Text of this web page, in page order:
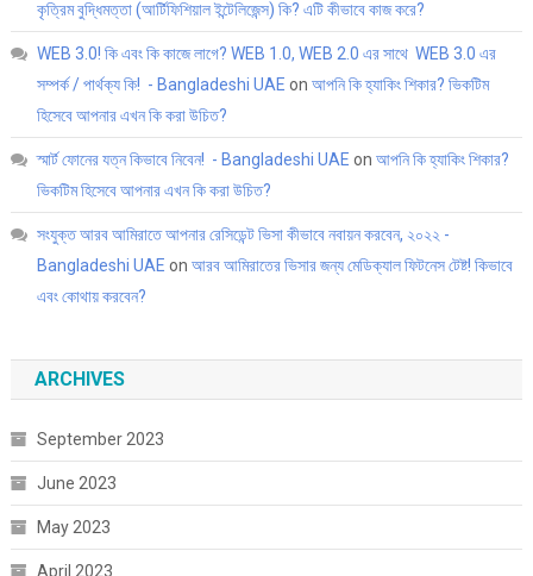
কৃত্রিম বুদ্ধিমত্তা (আর্টিফিশিয়াল ইন্টেলিজেন্স) কি? এটি কীভাবে কাজ করে?
WEB 3.0! কি এবং কি কাজে লাগে? WEB 1.0, WEB 2.0 এর সাথে WEB 3.0 এর
সম্পর্ক / পার্থক্য কি! - Bangladeshi UAE on আপনি কি হ্যাকিং শিকার? ভিকটিম
হিসেবে আপনার এখন কি করা উচিত?
স্মার্ট ফোনের যত্ন কিভাবে নিবেন! - Bangladeshi UAE on আপনি কি হ্যাকিং শিকার?
ভিকটিম হিসেবে আপনার এখন কি করা উচিত?
সংযুক্ত আরব আমিরাতে আপনার রেসিডেন্ট ভিসা কীভাবে নবায়ন করবেন, ২০২২ -
Bangladeshi UAE on আরব আমিরাতের ভিসার জন্য মেডিক্যাল ফিটনেস টেষ্ট! কিভাবে
এবং কোথায় করবেন?
ARCHIVES
September 2023
June 2023
May 2023
April 2023